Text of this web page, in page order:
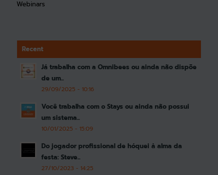
Webinars
Recent
Já trabalha com a Omnibees ou ainda não dispõe
de um...
29/09/2025 - 10:16
Você trabalha com o Stays ou ainda não possui
um sistema...
10/01/2025 - 15:09
Do jogador profissional de hóquei à alma da
festa: Steve...
27/10/2023 - 14:25